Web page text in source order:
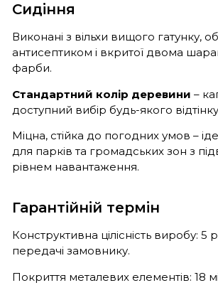
Сидіння
Виконані з вільхи вищого гатунку,
антисептиком і вкритої двома
фарби.
Стандартний колір деревини –
доступний вибір будь-якого
Міцна, стійка до погодних умов –
для парків та громадських зон з
рівнем навантаження.
Гарантійній термін
Конструктивна цілісність виробу: 5
передачі замовнику.
Покриття металевих елементів: 18